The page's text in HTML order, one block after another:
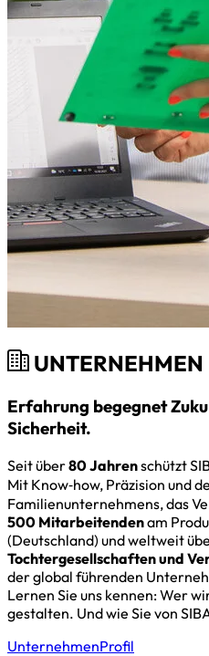
UNTERNEHMEN
Erfahrung begegnet
Sicherheit.
Seit über80 Jahrenschützt
Mit Know‑how, Präzision und
Familienunternehmens, das
500 Mitarbeitendenam
(Deutschland) und weltweit
Tochtergesellschaften und
der global führenden
Lernen Sie uns kennen: Wer
gestalten. Und wie Sie von
UnternehmenProfil